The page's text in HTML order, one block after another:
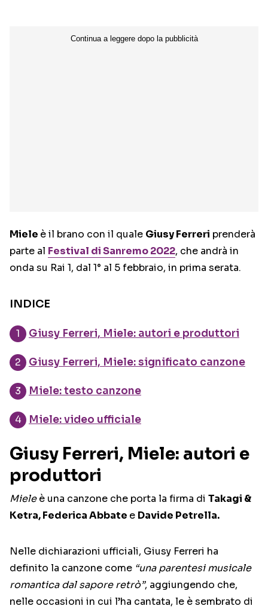
Miele è il brano con il quale Giusy Ferreri prenderà
parte al Festival di Sanremo 2022, che andrà in
onda su Rai 1, dal 1° al 5 febbraio, in prima serata.
INDICE
Giusy Ferreri, Miele: autori e produttori
Giusy Ferreri, Miele: significato canzone
Miele: testo canzone
Miele: video ufficiale
Giusy Ferreri, Miele: autori e
produttori
Mieleè una canzone che porta la firma di Takagi &
Ketra, Federica Abbate e Davide Petrella.
Nelle dichiarazioni ufficiali, Giusy Ferreri ha
definito la canzone come “una parentesi musicale
romantica dal sapore retrò”, aggiungendo che,
nelle occasioni in cui l’ha cantata, le è sembrato di